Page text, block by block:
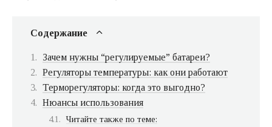
Содержание
Зачем нужны “регулируемые” батареи?
Регуляторы температуры: как они работают
Терморегуляторы: когда это выгодно?
Нюансы использования
Читайте также по теме: